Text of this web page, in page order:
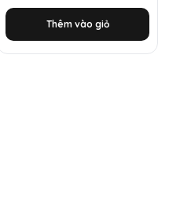
là:
1.500.000 ₫.
tại
là:
1.080.000 ₫.
Thêm vào giỏ